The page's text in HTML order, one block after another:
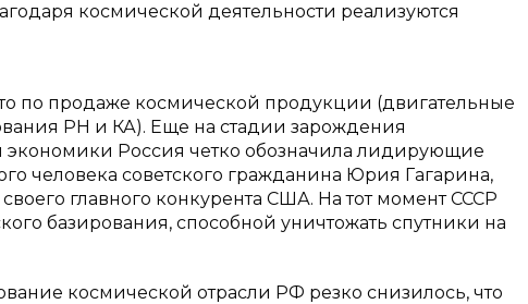
космической деятельности реализуются
по продаже космической продукции (двигательные
РН и КА). Еще на стадии зарождения
экономики Россия четко обозначила лидирующие
человека советского гражданина Юрия Гагарина,
главного конкурента США. На тот момент СССР
базирования, способной уничтожать спутники на
космической отрасли РФ резко снизилось, что